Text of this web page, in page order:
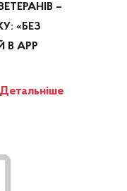
–
«БЕЗ
APP
Детальніше